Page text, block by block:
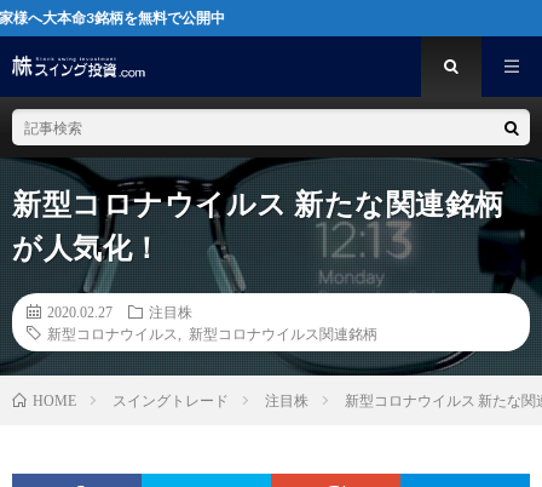
を無料で公開中
新型コロナウイルス 新たな関連銘柄
が人気化！
2020.02.27
注目株
新型コロナウイルス
新型コロナウイルス関連銘柄
HOME スイングトレード 注目株 新型コロナウイルス 新たな